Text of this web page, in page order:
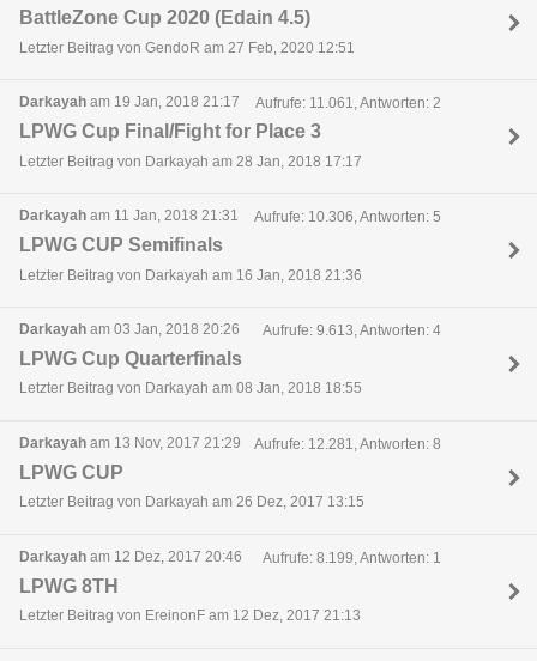
BattleZone Cup 2020 (Edain 4.5)
Letzter Beitrag von GendoR am 27 Feb, 2020 12:51
Darkayah am 19 Jan, 2018 21:17 Aufrufe: 11.061, Antworten: 2
LPWG Cup Final/Fight for Place 3
Letzter Beitrag von Darkayah am 28 Jan, 2018 17:17
Darkayah am 11 Jan, 2018 21:31 Aufrufe: 10.306, Antworten: 5
LPWG CUP Semifinals
Letzter Beitrag von Darkayah am 16 Jan, 2018 21:36
Darkayah am 03 Jan, 2018 20:26 Aufrufe: 9.613, Antworten: 4
LPWG Cup Quarterfinals
Letzter Beitrag von Darkayah am 08 Jan, 2018 18:55
Darkayah am 13 Nov, 2017 21:29 Aufrufe: 12.281, Antworten: 8
LPWG CUP
Letzter Beitrag von Darkayah am 26 Dez, 2017 13:15
Darkayah am 12 Dez, 2017 20:46 Aufrufe: 8.199, Antworten: 1
LPWG 8TH
Letzter Beitrag von EreinonF am 12 Dez, 2017 21:13